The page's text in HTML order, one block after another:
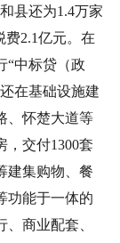
县还为1.4万家
费2.1亿元。在
“中标贷（政
在基础设施建
、怀楚大道等
，交付1300套
建集购物、餐
功能于一体的
商业配套、